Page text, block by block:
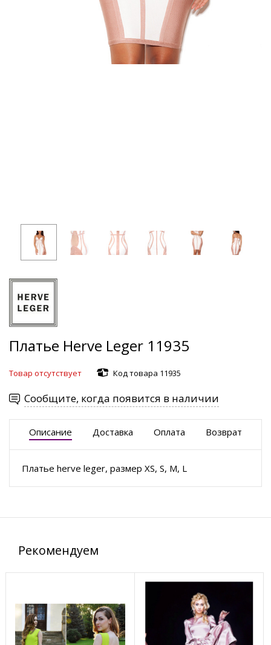
Платье Herve Leger 11935
Товар отсутствует Код товара 11935
Сообщите, когда появится в наличии
Описание Доставка Оплата Возврат
Платье herve leger, размер XS, S, M, L
Рекомендуем